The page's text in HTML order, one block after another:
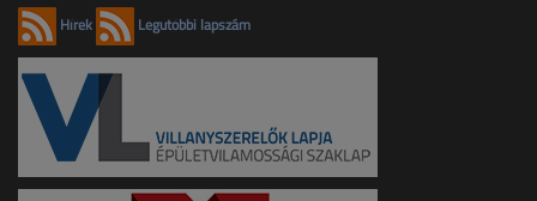
Hírek Legutóbbi lapszám